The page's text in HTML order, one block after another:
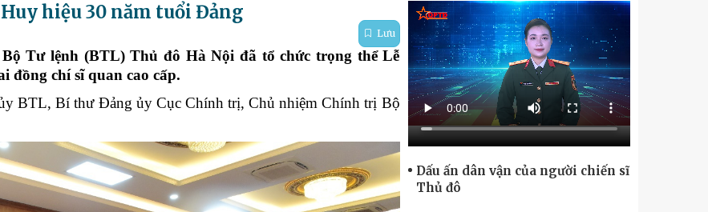
Lịch sử LLVT nhân dân Thủ đô Hà Nội
Thông Tin Liệt Sĩ
Chiến dịch 500 ngày đêm
Cuộc sống quanh ta
Tìm hiểu chính sách
Cải cách hành chính, Chính phủ điện tử, Chuyển đổi số
Vấn đề và dư luận
Hội nhập
Giáo dục
Cải cách hành chính
Hà Nội thanh lịch
Nét đẹp Người chiến sỹ Thủ đô
Bảo vệ chủ quyền biển đảo
Khoa học quân sự nước ngoài
hiệu 30 năm tuổi Đảng
Lưu
Tư lệnh (BTL) Thủ đô Hà Nội đã tổ chức trọng thể Lễ
đồng chí sĩ quan cao cấp.
BTL, Bí thư Đảng ủy Cục Chính trị, Chủ nhiệm Chính trị Bộ
Dấu ấn dân vận của người chiến sĩ
Thủ đô